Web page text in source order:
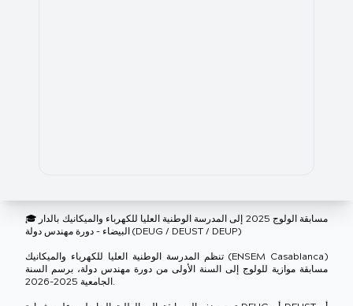
🎓 مسابقة الولوج 2025 إلى المدرسة الوطنية العليا للكهرباء والميكانيك بالدار
البيضاء – دورة مهندس دولة (DEUG / DEUST / DEUP)
تنظم المدرسة الوطنية العليا للكهرباء والميكانيك (ENSEM Casablanca)
مسابقة موازية للولوج إلى السنة الأولى من دورة مهندس دولة، برسم السنة
الجامعية 2025-2026.